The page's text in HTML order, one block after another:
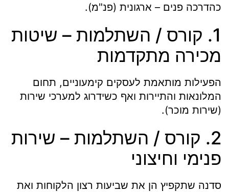
כהדרכה פנים – ארגונית (פנ"מ).
1. קורס / השתלמות – שיטות
מכירה מתקדמות
הפעילות מותאמת לעסקים קימעוניים, תחום
המלונאות והתיירות ואף כשידרוג למערכי שירות
(שירות מוכר).
2. קורס / השתלמות – שירות
פנימי וחיצוני
סדנה שתקפיץ הן את שביעות רצון הלקוחות ואת